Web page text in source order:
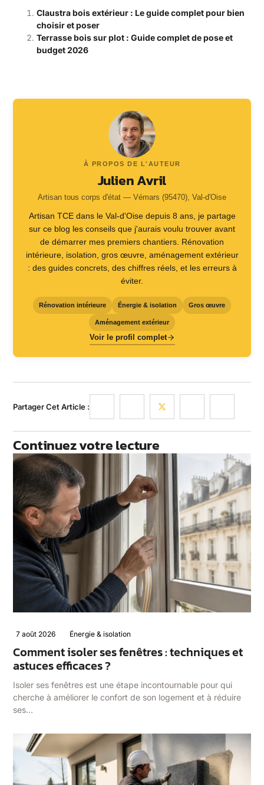
Claustra bois extérieur : Le guide complet pour bien
choisir et poser
Terrasse bois sur plot : Guide complet de pose et
budget 2026
À PROPOS DE L'AUTEUR
Julien Avril
Artisan tous corps d'état — Vémars (95470), Val-d'Oise
Artisan TCE dans le Val-d'Oise depuis 8 ans, je partage
sur ce blog les conseils que j'aurais voulu trouver avant
de démarrer mes premiers chantiers. Rénovation
intérieure, isolation, gros œuvre, aménagement extérieur
: des guides concrets, des chiffres réels, et les erreurs à
éviter.
Rénovation intérieure Énergie & isolation Gros œuvre
Aménagement extérieur
Voir le profil complet
Partager Cet Article :
Continuez votre lecture
7 août 2026 Énergie & isolation
Comment isoler ses fenêtres : techniques et
astuces efficaces ?
Isoler ses fenêtres est une étape incontournable pour qui
cherche à améliorer le confort de son logement et à réduire
ses…